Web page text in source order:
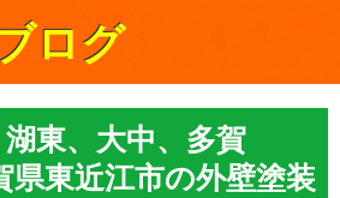
ログ
東、大中、多賀
東近江市の外壁塗装